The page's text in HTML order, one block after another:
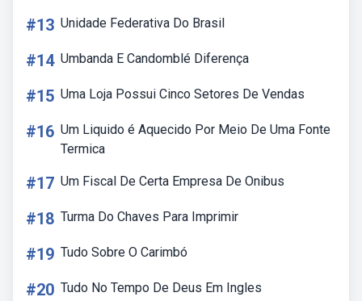
#13 Unidade Federativa Do Brasil
#14 Umbanda E Candomblé Diferença
#15 Uma Loja Possui Cinco Setores De Vendas
#16 Um Liquido é Aquecido Por Meio De Uma Fonte
Termica
#17 Um Fiscal De Certa Empresa De Onibus
#18 Turma Do Chaves Para Imprimir
#19 Tudo Sobre O Carimbó
#20 Tudo No Tempo De Deus Em Ingles